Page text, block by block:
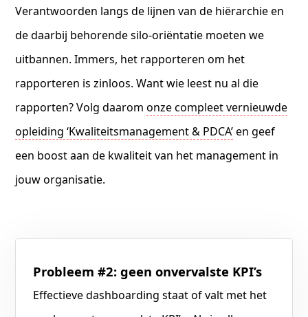
Verantwoorden langs de lijnen van de hiërarchie en
de daarbij behorende silo-oriëntatie moeten we
uitbannen. Immers, het rapporteren om het
rapporteren is zinloos. Want wie leest nu al die
rapporten? Volg daaromonze compleet vernieuwde
opleiding ‘Kwaliteitsmanagement & PDCA’en geef
een boost aan de kwaliteit van het management in
jouw organisatie.
Probleem #2: geen onvervalste KPI’s
Effectieve dashboarding staat of valt met het